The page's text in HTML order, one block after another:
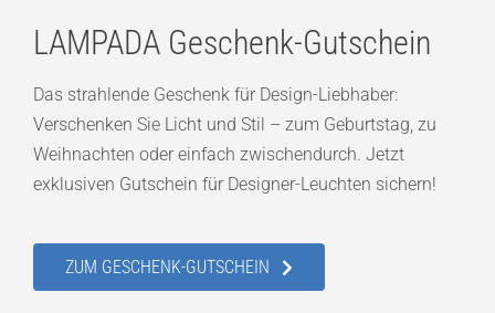
LAMPADA Geschenk-Gutschein
Das strahlende Geschenk für Design-Liebhaber:
Verschenken Sie Licht und Stil – zum Geburtstag, zu
Weihnachten oder einfach zwischendurch. Jetzt
exklusiven Gutschein für Designer-Leuchten sichern!
ZUM GESCHENK-GUTSCHEIN